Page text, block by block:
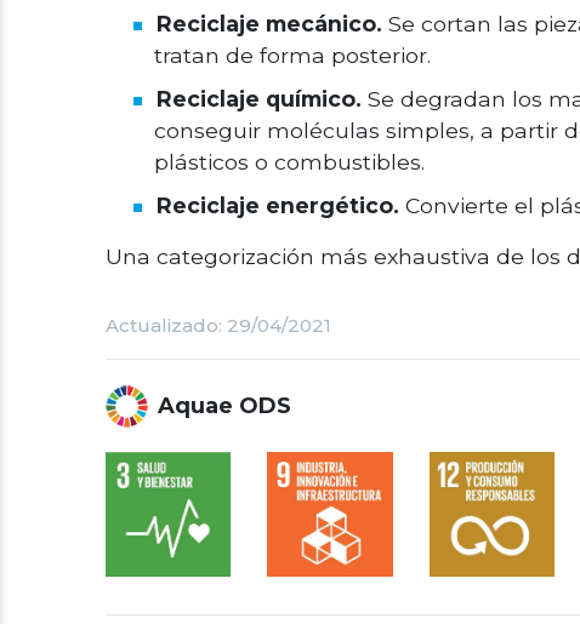
Reciclaje mecánico. Se cortan las
tratan de forma posterior.
Reciclaje químico. Se degradan los
conseguir moléculas simples, a partir
plásticos o combustibles.
Reciclaje energético. Convierte el
Una categorización más exhaustiva de los
Actualizado: 29/04/2021
Aquae ODS